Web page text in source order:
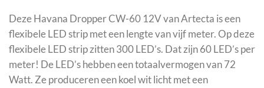
Deze Havana Dropper CW-60 12V van Artecta is een
flexibele LED strip met een lengte van vijf meter. Op deze
flexibele LED strip zitten 300 LED’s. Dat zijn 60 LED’s per
meter! De LED’s hebben een totaalvermogen van 72
Watt. Ze produceren een koel wit licht met een